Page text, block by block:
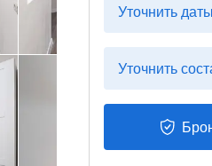
Уточнить даты
Уточнить